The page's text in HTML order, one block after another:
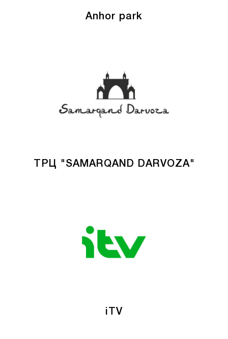
Anhor park
ТРЦ "SAMARQAND DARVOZA"
iTV